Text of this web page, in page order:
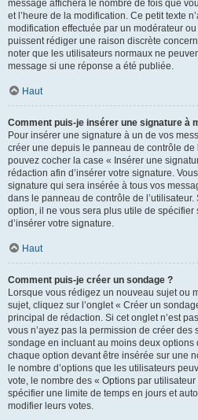
message affichera le nombre de fois que
et l’heure de la modification. Ce petit texte
modification effectuée par un modérateur
puissent rédiger une raison discrète
noter que les utilisateurs normaux ne
message si une réponse a été publiée.
Haut
Comment puis-je insérer une signature à
Pour insérer une signature à un de vos
créer une depuis le panneau de contrôle de
pouvez cocher la case « Insérer une
rédaction afin d’insérer votre signature.
signature qui sera insérée à tous vos
dans le panneau de contrôle de
option, il ne vous sera plus utile de
d’insérer votre signature.
Haut
Comment puis-je créer un sondage ?
Lorsque vous rédigez un nouveau sujet ou
sujet, cliquez sur l’onglet « Créer un
principal de rédaction. Si cet onglet n’est
vous n’ayez pas la permission de créer des
sondage en incluant au moins deux options
chaque option devant être insérée sur une
le nombre d’options que les utilisateurs
vote, le nombre des « Options par
spécifier une limite de temps en jours et
modifier leurs votes.